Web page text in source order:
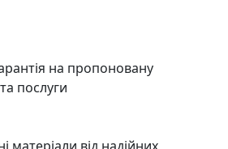
на пропоновану
послуги